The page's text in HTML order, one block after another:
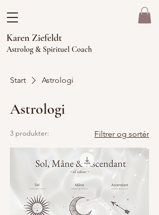
Karen Ziefeldt
Astrolog & Spirituel Coach
Start Astrologi
Astrologi
3 produkter: Filtrer og sortér